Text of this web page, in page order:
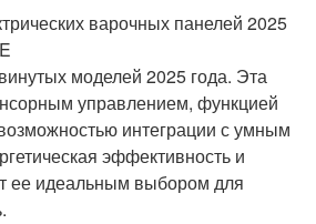
варочных панелей 2025
моделей 2025 года. Эта
управлением, функцией
интеграции с умным
эффективность и
ее идеальным выбором для